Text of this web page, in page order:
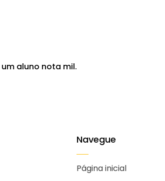
aluno nota mil.
Navegue
Página inicial